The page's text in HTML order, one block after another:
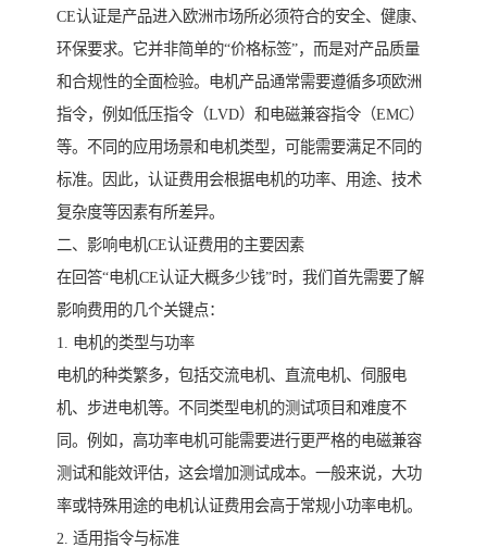
CE认证是产品进入欧洲市场所必须符合的安全、健康、
环保要求。它并非简单的“价格标签”，而是对产品质量
和合规性的全面检验。电机产品通常需要遵循多项欧洲
指令，例如低压指令（LVD）和电磁兼容指令（EMC）
等。不同的应用场景和电机类型，可能需要满足不同的
标准。因此，认证费用会根据电机的功率、用途、技术
复杂度等因素有所差异。
二、影响电机CE认证费用的主要因素
在回答“电机CE认证大概多少钱”时，我们首先需要了解
影响费用的几个关键点：
1. 电机的类型与功率
电机的种类繁多，包括交流电机、直流电机、伺服电
机、步进电机等。不同类型电机的测试项目和难度不
同。例如，高功率电机可能需要进行更严格的电磁兼容
测试和能效评估，这会增加测试成本。一般来说，大功
率或特殊用途的电机认证费用会高于常规小功率电机。
2. 适用指令与标准